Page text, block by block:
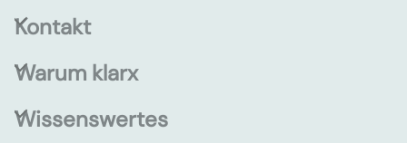
Kontakt
Warum klarx
Wissenswertes